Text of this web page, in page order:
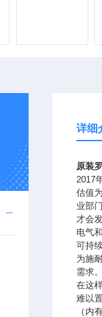
详细
原装
2017
估值
业部
才会
电气
可持
为施
需求
在这
难以
（内